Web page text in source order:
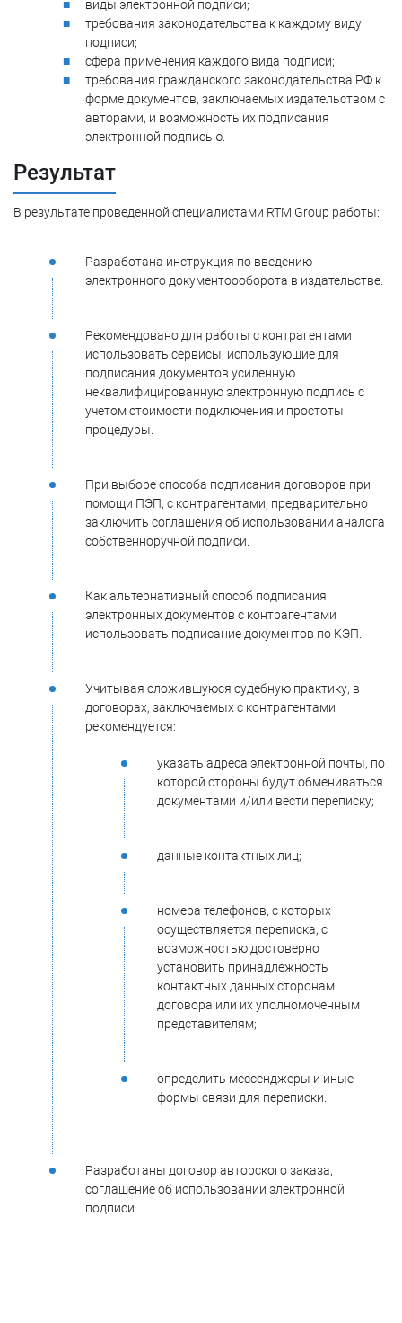
виды электронной подписи;
требования законодательства к каждому виду
подписи;
сфера применения каждого вида подписи;
требования гражданского законодательства РФ к
форме документов, заключаемых издательством с
авторами, и возможность их подписания
электронной подписью.
Результат
В результате проведенной специалистами RTM Group работы:
Разработана инструкция по введению
электронного документоооборота в издательстве.
Рекомендовано для работы с контрагентами
использовать сервисы, использующие для
подписания документов усиленную
неквалифицированную электронную подпись с
учетом стоимости подключения и простоты
процедуры.
При выборе способа подписания договоров при
помощи ПЭП, с контрагентами, предварительно
заключить соглашения об использовании аналога
собственноручной подписи.
Как альтернативный способ подписания
электронных документов с контрагентами
использовать подписание документов по КЭП.
Учитывая сложившуюся судебную практику, в
договорах, заключаемых с контрагентами
рекомендуется:
указать адреса электронной почты, по
которой стороны будут обмениваться
документами и/или вести переписку;
данные контактных лиц;
номера телефонов, с которых
осуществляется переписка, с
возможностью достоверно
установить принадлежность
контактных данных сторонам
договора или их уполномоченным
представителям;
определить мессенджеры и иные
формы связи для переписки.
Разработаны договор авторского заказа,
соглашение об использовании электронной
подписи.